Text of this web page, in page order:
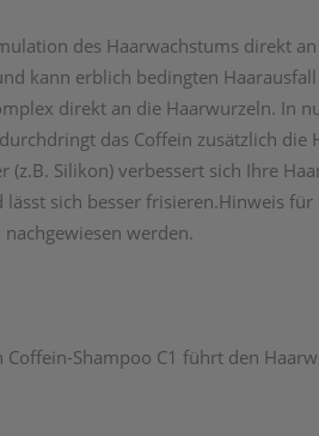
des Haarwachstums direkt
kann erblich bedingten
direkt an die Haarwurzeln. In
das Coffein zusätzlich
(z.B. Silikon) verbessert sich Ihre
sich besser frisieren.Hinweis
werden.
Coffein-Shampoo C1 führt den